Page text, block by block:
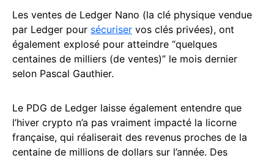
Les ventes de Ledger Nano (la clé physique vendue
par Ledger pour sécuriser vos clés privées), ont
également explosé pour atteindre “quelques
centaines de milliers (de ventes)” le mois dernier
selon Pascal Gauthier.
Le PDG de Ledger laisse également entendre que
l’hiver crypto n’a pas vraiment impacté la licorne
française, qui réaliserait des revenus proches de la
centaine de millions de dollars sur l’année. Des